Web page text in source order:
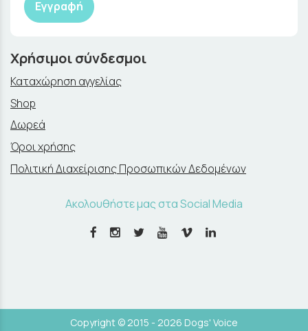
Εγγραφή
Χρήσιμοι σύνδεσμοι
Καταχώρηση αγγελίας
Shop
Δωρεά
Όροι χρήσης
Πολιτική Διαχείρισης Προσωπικών Δεδομένων
Ακολουθήστε μας στα Social Media
Copyright © 2015 - 2026 Dogs' Voice